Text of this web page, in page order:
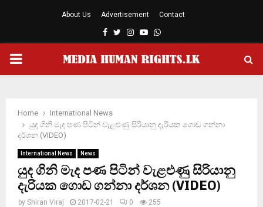
About Us Advertisement Contact
Facebook
TwitterInstagram
YoutubeWhatsapp
PRIMARY
Home
International News
යුද ගිනි මැද පණ පිටින් වැළළුණු සිරියානු දැරියක ගොඩ ගන්නා
දර්ශන (VIDEO)
International News News
යුද ගිනි මැද පණ පිටින් වැළළුණු සිරියානු
දැරියක ගොඩ ගන්නා දර්ශන (VIDEO)
by Shiran Viraj 2017-02-21 0 255